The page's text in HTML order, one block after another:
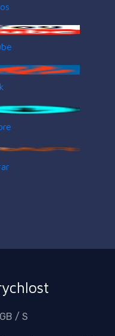
/ S